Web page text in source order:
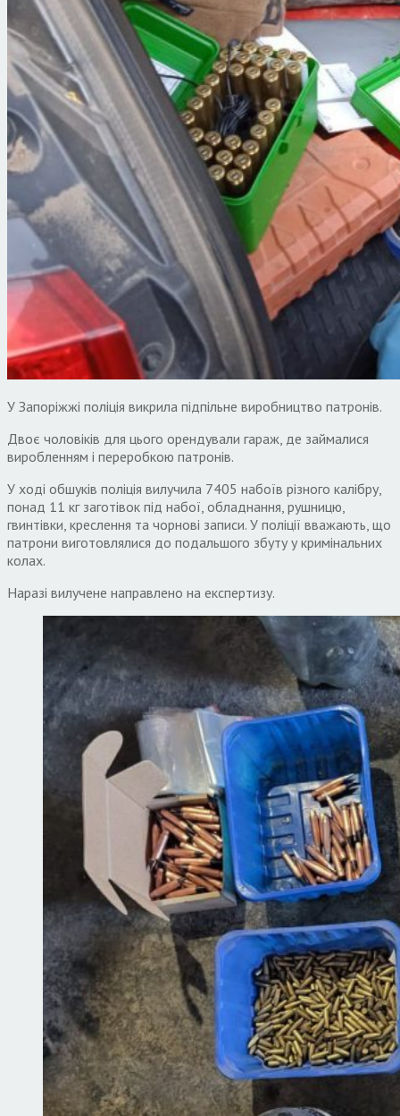
У Запоріжжі поліція викрила підпільне виробництво патронів.
Двоє чоловіків для цього орендували гараж, де займалися
виробленням і переробкою патронів.
У ході обшуків поліція вилучила 7405 набоїв різного калібру,
понад 11 кг заготівок під набої, обладнання, рушницю,
гвинтівки, креслення та чорнові записи. У поліції вважають, що
патрони виготовлялися до подальшого збуту у кримінальних
колах.
Наразі вилучене направлено на експертизу.